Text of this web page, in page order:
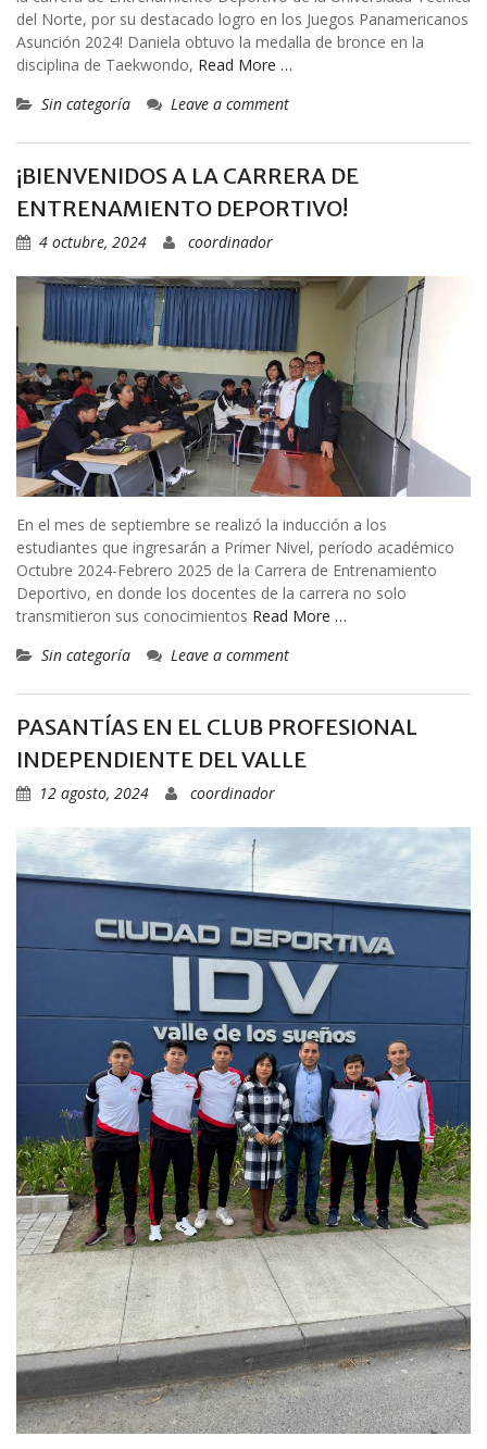
del Norte, por su destacado logro en los Juegos Panamericanos
Asunción 2024! Daniela obtuvo la medalla de bronce en la
disciplina de Taekwondo, Read More …
Sin categoría
Leave a comment
¡BIENVENIDOS A LA CARRERA DE
ENTRENAMIENTO DEPORTIVO!
4 octubre, 2024 coordinador
En el mes de septiembre se realizó la inducción a los
estudiantes que ingresarán a Primer Nivel, período académico
Octubre 2024-Febrero 2025 de la Carrera de Entrenamiento
Deportivo, en donde los docentes de la carrera no solo
transmitieron sus conocimientos Read More …
Sin categoría
Leave a comment
PASANTÍAS EN EL CLUB PROFESIONAL
INDEPENDIENTE DEL VALLE
12 agosto, 2024 coordinador